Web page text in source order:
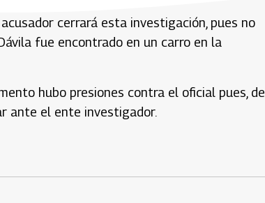
cerrará esta investigación, pues no
fue encontrado en un carro en la
hubo presiones contra el oficial pues, de
ante el ente investigador.